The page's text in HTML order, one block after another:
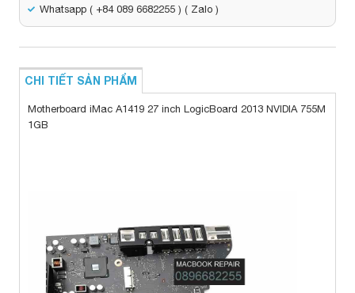
Whatsapp ( +84 089 6682255 ) ( Zalo )
CHI TIẾT SẢN PHẨM
Motherboard iMac A1419 27 inch LogicBoard 2013 NVIDIA 755M
1GB